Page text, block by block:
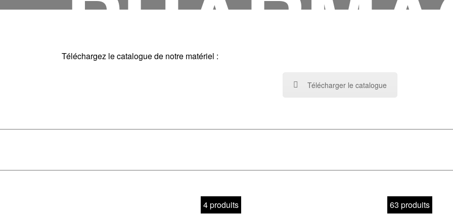
TIQUE
Téléchargez le catalogue de notre matériel :
Télécharger le catalogue
4 produits 63 produits